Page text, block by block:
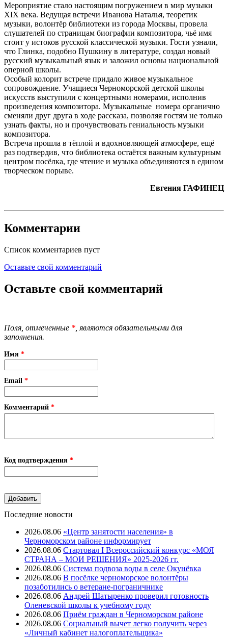
Мероприятие стало настоящим погружением в мир музыки
XIX века. Ведущая встречи Иванова Наталья, теоретик
музыки, волонтёр библиотеки из города Москвы, провела
слушателей по страницам биографии композитора, чьё имя
стоит у истоков русской классической музыки. Гости узнали,
что Глинка, подобно Пушкину в литературе, создал новый
русский музыкальный язык и заложил основы национальной
оперной школы.
Особый колорит встрече придало живое музыкальное
сопровождение. Учащиеся Черноморской детской школы
искусств выступили с концертными номерами, исполнив
произведения композитора. Музыкальные номера органично
сменяли друг друга в ходе рассказа, позволяя гостям не только
узнать факты, но и прочувствовать гениальность музыки
композитора.
Встреча прошла в тёплой и вдохновляющей атмосфере, ещё
раз подтвердив, что библиотека остаётся важным культурным
центром посёлка, где чтение и музыка объединяются в едином
творческом порыве.
Евгения ГАФИНЕЦ
Комментарии
Список комментариев пуст
Оставьте свой комментарий
Оставьте свой комментарий
Поля, отмеченные * , являются обязательными для
заполнения.
Имя *
Email *
Комментарий *
Код подтверждения *
Последние новости
2026.08.06 «Центр занятости населения» в
Черноморском районе информирует
2026.08.06 Стартовал I Всероссийский конкурс «МОЯ
СТРАНА – МОИ РЕШЕНИЯ» 2025-2026 гг.
2026.08.06 Система подвоза воды в селе Окунёвка
2026.08.06 В посёлке черноморское волонтёры
позаботились о ветеране-пограничнике
2026.08.06 Андрей Шатыренко проверил готовность
Оленевской школы к учебному году
2026.08.06 Приём граждан в Черноморском районе
2026.08.06 Социальный вычет легко получить через
«Личный кабинет налогоплательщика»